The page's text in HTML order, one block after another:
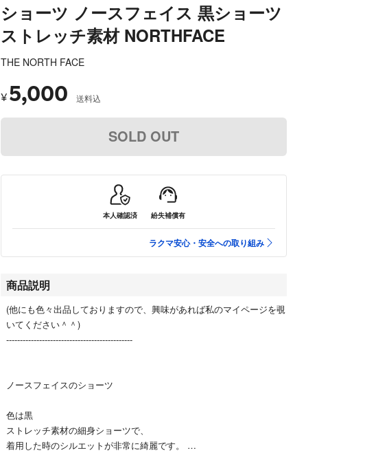
ショーツ ノースフェイス 黒ショーツ
ストレッチ素材 NORTHFACE
THE NORTH FACE
¥ 5,000 送料込
SOLD OUT
本人確認済 紛失補償有
ラクマ安心・安全への取り組み
商品説明
(他にも色々出品しておりますので、興味があれば私のマイページを覗
いてください＾＾)
----------------------------------------------
ノースフェイスのショーツ
色は黒
ストレッチ素材の細身ショーツで、
着用した時のシルエットが非常に綺麗です。